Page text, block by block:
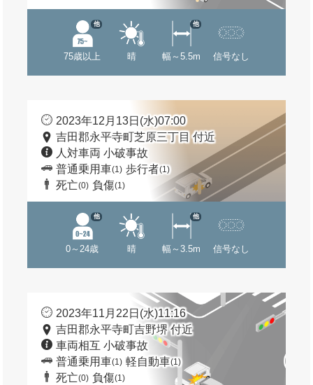
75歳以上
他
晴 幅～5.5m
他
信号なし
2023年12月13日(水)07:00
吉田郡永平寺町芝原三丁目 付近
人対車両 小破事故
普通乗用車(1) 歩行者(1)
死亡(0) 負傷(1)
0～24歳
他
晴 幅～3.5m
他
信号なし
2023年11月22日(水)11:16
吉田郡永平寺町吉野堺 付近
車両相互 小破事故
普通乗用車(1) 軽自動車(1)
死亡(0) 負傷(1)